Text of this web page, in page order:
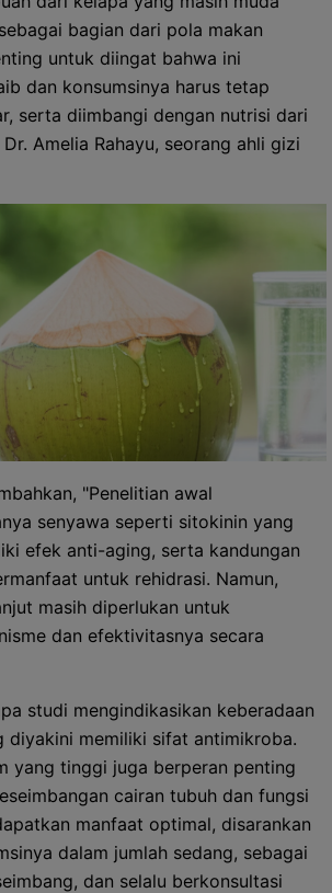
bagian dari pola makan
untuk diingat bahwa ini
dan konsumsinya harus tetap
serta diimbangi dengan nutrisi dari
Amelia Rahayu, seorang ahli gizi
"Penelitian awal
senyawa seperti sitokinin yang
efek anti-aging, serta kandungan
untuk rehidrasi. Namun,
masih diperlukan untuk
dan efektivitasnya secara
studi mengindikasikan keberadaan
diyakini memiliki sifat antimikroba.
yang tinggi juga berperan penting
cairan tubuh dan fungsi
manfaat optimal, disarankan
dalam jumlah sedang, sebagai
dan selalu berkonsultasi